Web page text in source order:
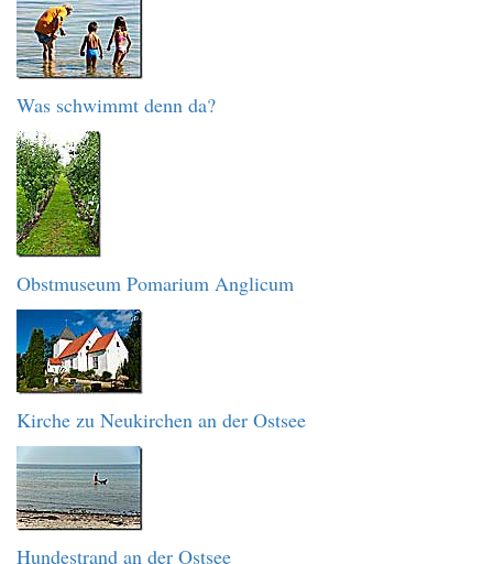
Was schwimmt denn da?
Obstmuseum Pomarium Anglicum
Kirche zu Neukirchen an der Ostsee
Hundestrand an der Ostsee